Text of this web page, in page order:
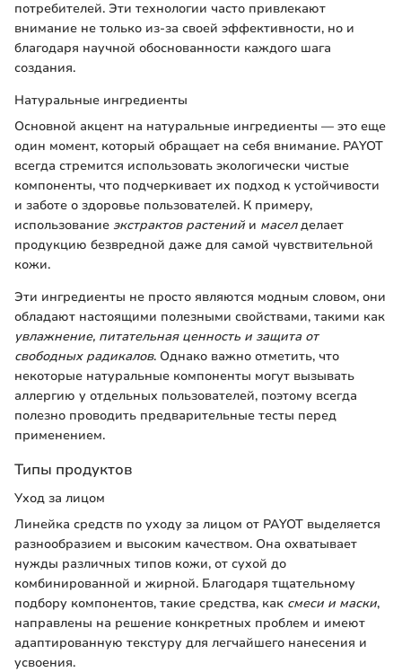
потребителей. Эти технологии часто привлекают
внимание не только из-за своей эффективности, но и
благодаря научной обоснованности каждого шага
создания.
Натуральные ингредиенты
Основной акцент на натуральные ингредиенты — это еще
один момент, который обращает на себя внимание. PAYOT
всегда стремится использовать экологически чистые
компоненты, что подчеркивает их подход к устойчивости
и заботе о здоровье пользователей. К примеру,
использование экстрактов растений и маселделает
продукцию безвредной даже для самой чувствительной
кожи.
Эти ингредиенты не просто являются модным словом, они
обладают настоящими полезными свойствами, такими как
увлажнение, питательная ценность и защита от
свободных радикалов. Однако важно отметить, что
некоторые натуральные компоненты могут вызывать
аллергию у отдельных пользователей, поэтому всегда
полезно проводить предварительные тесты перед
применением.
Типы продуктов
Уход за лицом
Линейка средств по уходу за лицом от PAYOT выделяется
разнообразием и высоким качеством. Она охватывает
нужды различных типов кожи, от сухой до
комбинированной и жирной. Благодаря тщательному
подбору компонентов, такие средства, как смеcи и маски,
направлены на решение конкретных проблем и имеют
адаптированную текстуру для легчайшего нанесения и
усвоения.